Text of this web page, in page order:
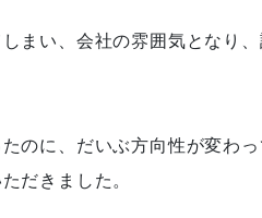
まい、会社の雰囲気となり
のに、だいぶ方向性が変わ
だきました。